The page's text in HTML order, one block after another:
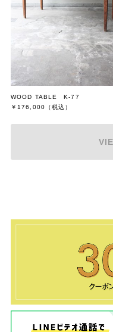
WOOD TABLE K-77
￥176,000 （税込）